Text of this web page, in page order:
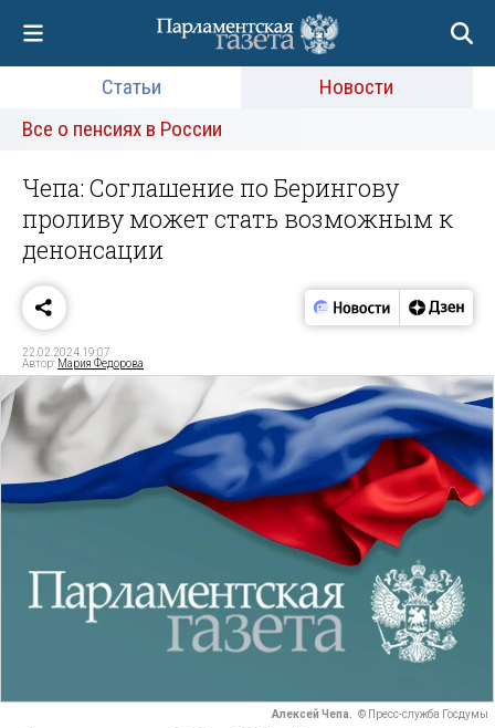
Статьи
Новости
Все о пенсиях в России
Чепа: Соглашение по Берингову
проливу может стать возможным к
денонсации
22.02.2024 19:07
Автор: Мария Федорова
Алексей Чепа. © Пресс-служба Госдумы